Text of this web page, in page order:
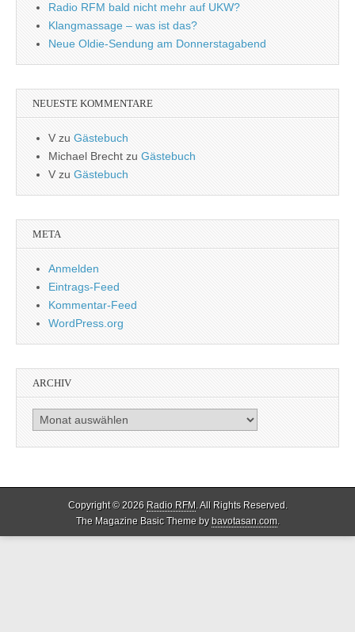
Radio RFM bald nicht mehr auf UKW?
Klangmassage – was ist das?
Neue Oldie-Sendung am Donnerstagabend
NEUESTE KOMMENTARE
V zu Gästebuch
Michael Brecht zu Gästebuch
Vzu Gästebuch
META
Anmelden
Eintrags-Feed
Kommentar-Feed
WordPress.org
ARCHIV
Archiv
Copyright © 2026 Radio RFM. All Rights Reserved.
The Magazine Basic Theme bybavotasan.com.